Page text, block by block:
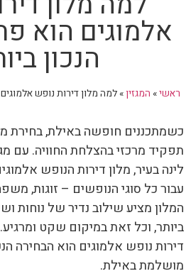
אלמוגים הוא
הנכון
ראשי» המגזין»למה מלון דירות נופש
כשמתכננים חופשה באילת, בחירת
תפקיד מרכזי בהצלחת החוויה. עם
לינה בעיר, מלון דירות הנופש
עבור כל סוגי הנופשים – זוגות,
המלון מציע שילוב נדיר של נוחות
ביותר, וכל זאת במיקום שקט
דירות נופש אלמוגים הוא הבחירה
מושלמת באילת.